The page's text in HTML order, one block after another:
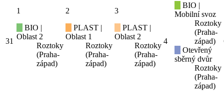
31
1
BIO |
Oblast 2
Roztoky
(Praha-
západ)
2
PLAST |
Oblast 1
Roztoky
(Praha-
západ)
3
PLAST |
Oblast 2
Roztoky
(Praha-
západ)
4
BIO |
Mobilní svoz
Roztoky
(Praha-
západ)
Otevřený
sběrný dvůr
Roztoky
(Praha-
západ)